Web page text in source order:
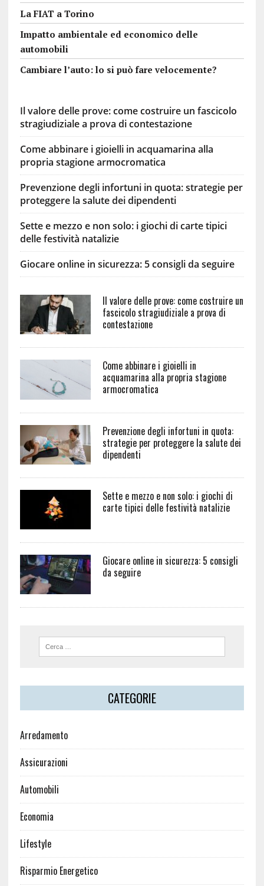
La FIAT a Torino
Impatto ambientale ed economico delle
automobili
Cambiare l’auto: lo si può fare velocemente?
Il valore delle prove: come costruire un fascicolo
stragiudiziale a prova di contestazione
Come abbinare i gioielli in acquamarina alla
propria stagione armocromatica
Prevenzione degli infortuni in quota: strategie per
proteggere la salute dei dipendenti
Sette e mezzo e non solo: i giochi di carte tipici
delle festività natalizie
Giocare online in sicurezza: 5 consigli da seguire
Il valore delle prove: come costruire un
fascicolo stragiudiziale a prova di
contestazione
Come abbinare i gioielli in
acquamarina alla propria stagione
armocromatica
Prevenzione degli infortuni in quota:
strategie per proteggere la salute dei
dipendenti
Sette e mezzo e non solo: i giochi di
carte tipici delle festività natalizie
Giocare online in sicurezza: 5 consigli
da seguire
CATEGORIE
Arredamento
Assicurazioni
Automobili
Economia
Lifestyle
Risparmio Energetico